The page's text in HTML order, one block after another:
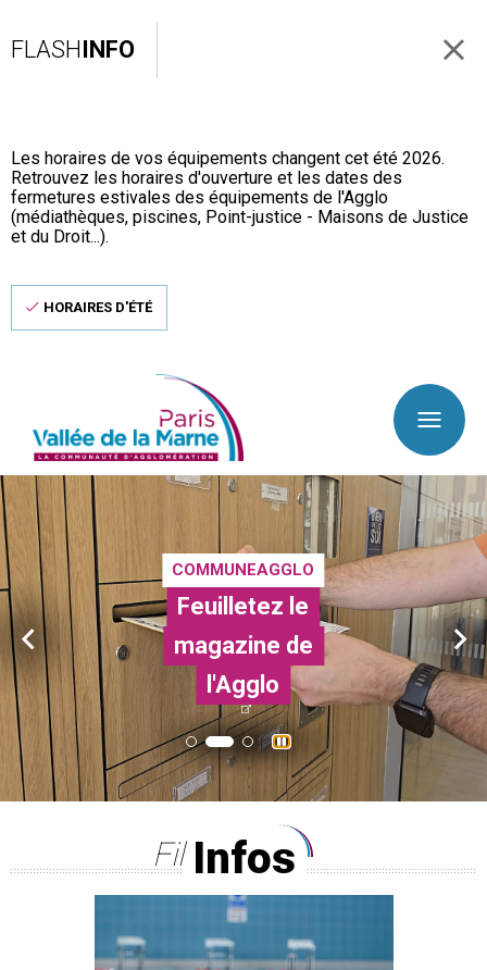
FLASHINFO
Les horaires de vos équipements changent cet été 2026.
Retrouvez les horaires d'ouverture et les dates des
fermetures estivales des équipements de l'Agglo
(médiathèques, piscines, Point-justice - Maisons de Justice
et du Droit...).
HORAIRES D'ÉTÉ
ANIMATIONS
Bel été
COMMUNEAGGLO
Feuilletez le
magazine de
l'Agglo
Retrouvez
toutes les
animations
Fil Infos